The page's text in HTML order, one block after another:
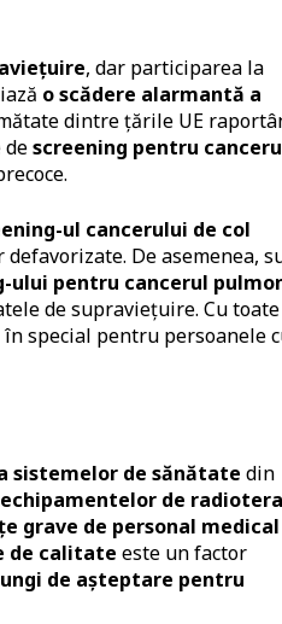
, dar participarea la
o scădere alarmantă a
dintre țările UE
descreening pentru
ul cancerului de col
De asemenea,
pentru cancerul
de supraviețuire. Cu toate
în special pentru persoanele
sistemelor de sănătate din
de
grave de personal
de calitate este un factor
de așteptare pentru